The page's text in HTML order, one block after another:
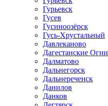
Гурьевск
Гусев
Гусиноозёрск
Гусь-Хрустальный
Давлеканово
Дагестанские Огни
Далматово
Дальнегорск
Дальнереченск
Данилов
Данков